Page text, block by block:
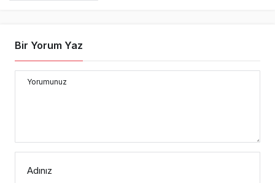
Bir Yorum Yaz
Yorumunuz
Adınız